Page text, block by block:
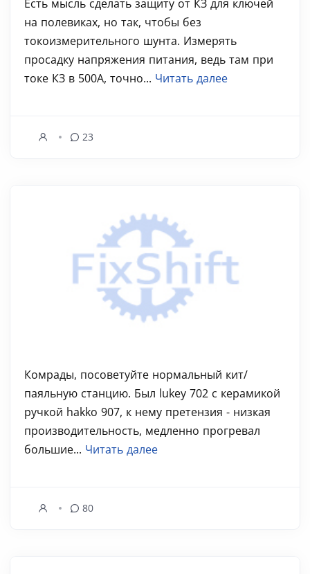
Есть мысль сделать защиту от КЗ для ключей
на полевиках, но так, чтобы без
токоизмерительного шунта. Измерять
просадку напряжения питания, ведь там при
токе КЗ в 500А, точно... Читать далее
23
Комрады, посоветуйте нормальный кит/
паяльную станцию. Был lukey 702 с керамикой
ручкой hakko 907, к нему претензия - низкая
производительность, медленно прогревал
большие... Читать далее
80